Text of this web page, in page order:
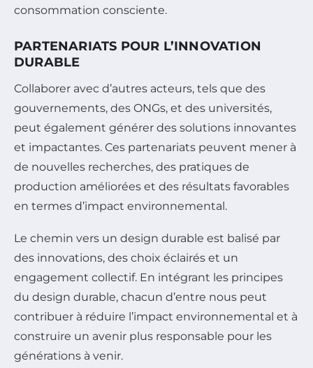
consommation consciente.
PARTENARIATS POUR L’INNOVATION
DURABLE
Collaborer avec d’autres acteurs, tels que des
gouvernements, des ONGs, et des universités,
peut également générer des solutions innovantes
et impactantes. Ces partenariats peuvent mener à
de nouvelles recherches, des pratiques de
production améliorées et des résultats favorables
en termes d’impact environnemental.
Le chemin vers un design durable est balisé par
des innovations, des choix éclairés et un
engagement collectif. En intégrant les principes
du design durable, chacun d’entre nous peut
contribuer à réduire l’impact environnemental et à
construire un avenir plus responsable pour les
générations à venir.